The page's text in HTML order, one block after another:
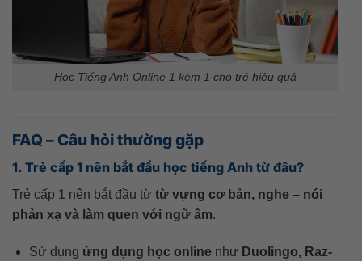
Học Tiếng Anh Online 1 kèm 1 cho trẻ hiệu quả
FAQ – Câu hỏi thường gặp
1. Trẻ cấp 1 nên bắt đầu học tiếng Anh từ đâu?
Trẻ cấp 1 nên bắt đầu từ từ vựng cơ bản, nghe – nói
phản xạ và làm quen với ngữ âm.
Sử dụng ứng dụng học onlinenhư Duolingo, Raz-